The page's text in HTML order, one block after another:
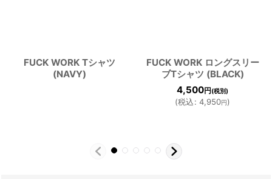
FUCK WORK Tシャツ
(NAVY)
FUCK WORK ロングスリー
ブTシャツ (BLACK)
4,500円 (税別)
(税込: 4,950円)